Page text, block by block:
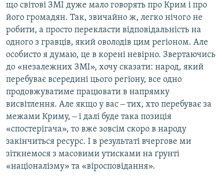
що світові ЗМІ дуже мало говорять про Крим і про
його громадян. Так, звичайно ж, легко нічого не
робити, а просто перекласти відповідальність на
одного з гравців, який оволодів цим регіоном. Але
особисто я думаю, це в корені невірно. Звертаючись
до «незалежних ЗМІ», хочу сказати: народ, який
перебуває всередині цього регіону, все одно
продовжуватиме працювати в напрямку
висвітлення. Але якщо у вас ‒ тих, хто перебуває за
межами Криму, ‒ і далі буде така позиція
«спостерігача», то вже зовсім скоро в народу
закінчиться ресурс. І в результаті вчергове ми
зіткнемося з масовими утисками на ґрунті
«націоналізму» та «віросповідання».